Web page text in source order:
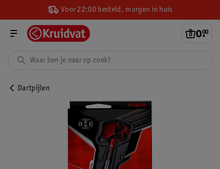
Voor 22:00 besteld, morgen in huis
0.
00
Dartpijlen